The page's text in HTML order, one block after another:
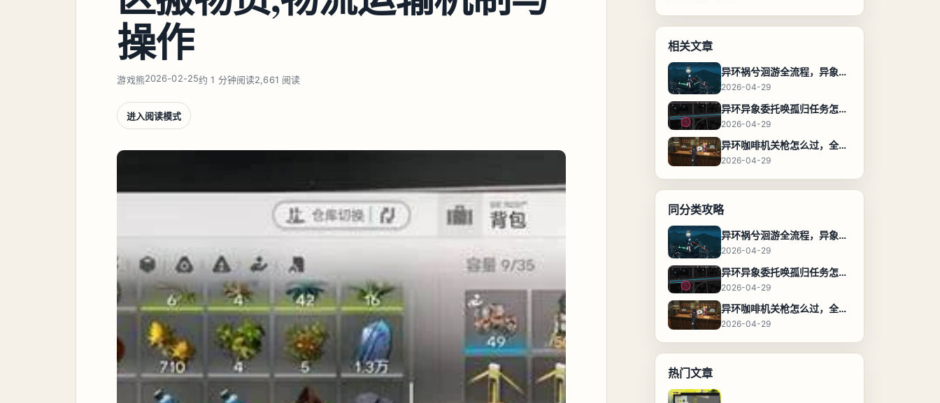
操作
游戏熊2026-02-25约 1 分钟阅读2,661 阅读
进入阅读模式
相关文章
异环祸兮洄游全流程，异象委托任务通关攻略
2026-04-29
异环异象委托唤孤归任务怎么完成，流程步骤与位置攻略
2026-04-29
异环咖啡机关枪怎么过，全流程通关攻略
2026-04-29
同分类攻略
异环祸兮洄游全流程，异象委托任务通关攻略
2026-04-29
异环异象委托唤孤归任务怎么完成，流程步骤与位置攻略
2026-04-29
异环咖啡机关枪怎么过，全流程通关攻略
2026-04-29
热门文章